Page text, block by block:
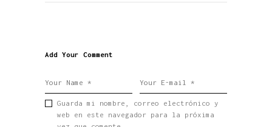
Add Your Comment
Guarda mi nombre, correo electrónico y
web en este navegador para la próxima